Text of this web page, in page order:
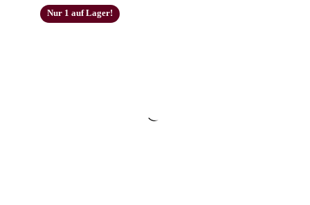
Nur 1 auf Lager!